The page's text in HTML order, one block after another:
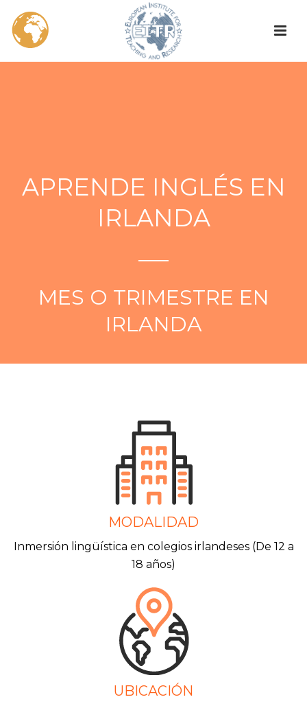
APRENDE INGLÉS EN
IRLANDA
MES O TRIMESTRE EN
IRLANDA
MODALIDAD
Inmersión lingüística en colegios irlandeses (De 12 a
18 años)
UBICACIÓN